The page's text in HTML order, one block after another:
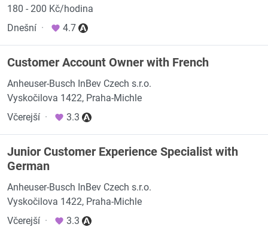
180 - 200 Kč/hodina
Dnešní · 4.7
Customer Account Owner with French
Anheuser-Busch InBev Czech s.r.o.
Vyskočilova 1422, Praha-Michle
Včerejší · 3.3
Junior Customer Experience Specialist with
German
Anheuser-Busch InBev Czech s.r.o.
Vyskočilova 1422, Praha-Michle
Včerejší · 3.3